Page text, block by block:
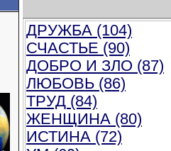
ДРУЖБА (104)
СЧАСТЬЕ (90)
ДОБРО И ЗЛО (87)
ЛЮБОВЬ (86)
ТРУД (84)
ЖЕНЩИНА (80)
ИСТИНА (72)